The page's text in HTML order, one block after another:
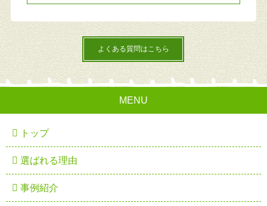
よくある質問はこちら
MENU
トップ
選ばれる理由
事例紹介